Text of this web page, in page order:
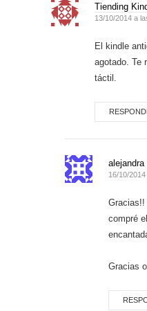
Tiending
13/10/2014 a
El kindle
agotado. Te
táctil.
16/10/
compré
Gracias